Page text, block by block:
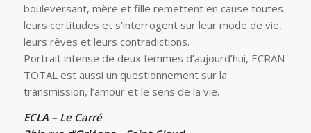
bouleversant, mère et fille remettent en cause toutes
leurs certitudes et s’interrogent sur leur mode de vie,
leurs rêves et leurs contradictions.
Portrait intense de deux femmes d’aujourd’hui, ECRAN
TOTAL est aussi un questionnement sur la
transmission, l’amour et le sens de la vie.
ECLA – Le Carré